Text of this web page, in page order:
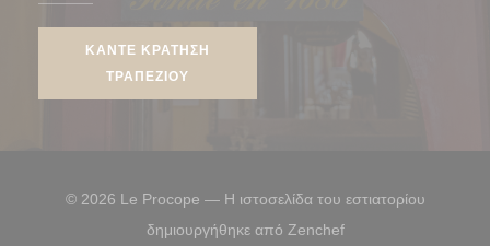
ΚΆΝΤΕ ΚΡΆΤΗΣΗ
ΤΡΑΠΕΖΙΟΎ
© 2026 Le Procope — Η ιστοσελίδα του εστιατορίου
δημιουργήθηκε από Zenchef((ανοίγει σε νέο